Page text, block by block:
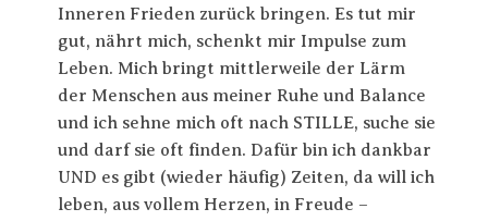
Inneren Frieden zurück bringen. Es tut mir
gut, nährt mich, schenkt mir Impulse zum
Leben. Mich bringt mittlerweile der Lärm
der Menschen aus meiner Ruhe und Balance
und ich sehne mich oft nach STILLE, suche sie
und darf sie oft finden. Dafür bin ich dankbar
UND es gibt (wieder häufig) Zeiten, da will ich
leben, aus vollem Herzen, in Freude –